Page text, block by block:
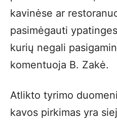
kavinėse ar
pasimėgauti
kurių negali
komentuoja B. Zakė.
Atlikto tyrimo
kavos pirkimas yra